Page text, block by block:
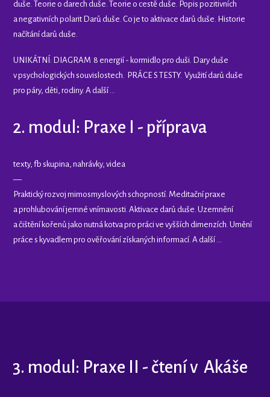
duše. Teorie o darech duše. Teorie o cestě duše. Popis pozitivních
a negativních polarit Darů duše. Co je to aktivace darů duše. Historie
načítání darů duše.
UNIKÁTNÍ: DIAGRAM 8 energií - kormidlo pro duši. Dary duše
v psychologických souvislostech. PRÁCE S TESTY. Využití darů duše
pro páry, děti, rodiny. A další …
2. modul: Praxe I - příprava
texty, fb skupina, nahrávky, videa
—
Praktický rozvoj mimosmyslových schopností. Meditační praxe
a prohlubování jemné vnímavosti. Aktivace darů duše. Uzemnění
a čištění kořenů jako nutná kotva pro práci ve vyšších dimenzích. Umění
práce s kyvadlem pro ověřování získaných informací. A další ...
3. modul: Praxe II - čtení v Akáše